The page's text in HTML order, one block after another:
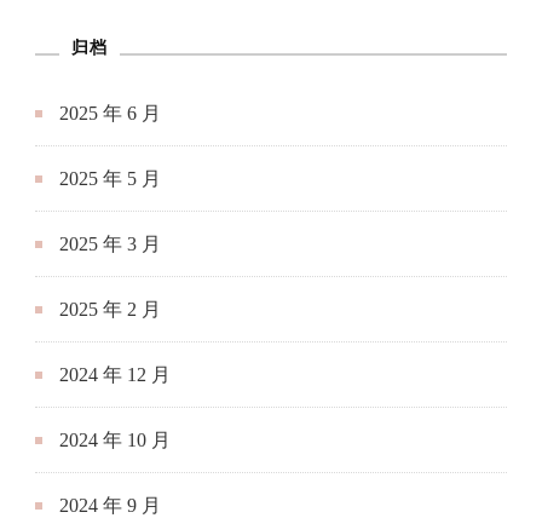
归档
2025 年 6 月
2025 年 5 月
2025 年 3 月
2025 年 2 月
2024 年 12 月
2024 年 10 月
2024 年 9 月